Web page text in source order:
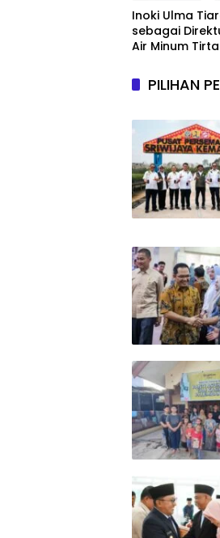
Inoki Ulma
sebagai
Air Minum
PILIHAN